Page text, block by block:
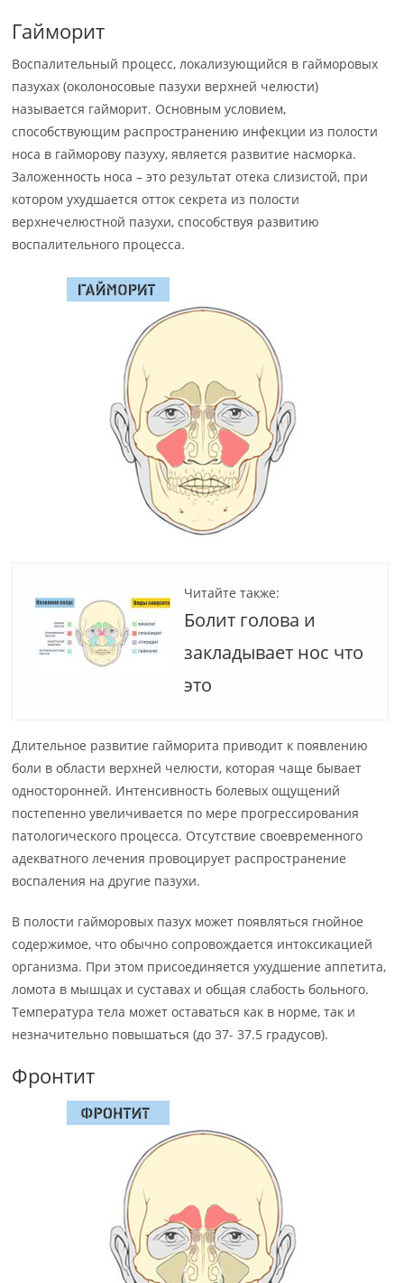
Гайморит
Воспалительный процесс, локализующийся в гайморовых
пазухах (околоносовые пазухи верхней челюсти)
называется гайморит. Основным условием,
способствующим распространению инфекции из полости
носа в гайморову пазуху, является развитие насморка.
Заложенность носа – это результат отека слизистой, при
котором ухудшается отток секрета из полости
верхнечелюстной пазухи, способствуя развитию
воспалительного процесса.
Читайте также:
Болит голова и
закладывает нос что
это
Длительное развитие гайморита приводит к появлению
боли в области верхней челюсти, которая чаще бывает
односторонней. Интенсивность болевых ощущений
постепенно увеличивается по мере прогрессирования
патологического процесса. Отсутствие своевременного
адекватного лечения провоцирует распространение
воспаления на другие пазухи.
В полости гайморовых пазух может появляться гнойное
содержимое, что обычно сопровождается интоксикацией
организма. При этом присоединяется ухудшение аппетита,
ломота в мышцах и суставах и общая слабость больного.
Температура тела может оставаться как в норме, так и
незначительно повышаться (до 37- 37.5 градусов).
Фронтит